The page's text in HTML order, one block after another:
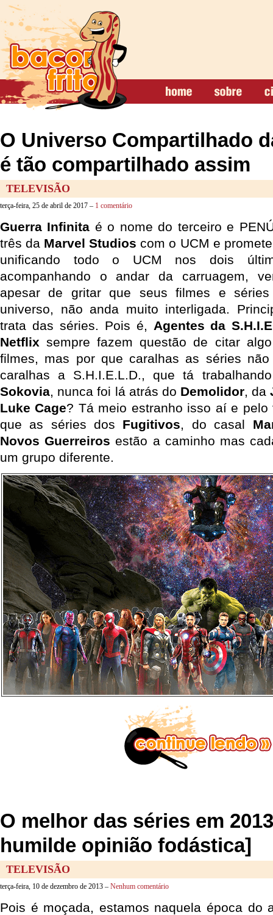
O Universo Compartilhado
é tão compartilhado assim
TELEVISÃO
terça-feira, 25 de abril de 2017 – 1 comentário
Guerra Infinita é o nome do terceiro e
três da Marvel Studios com o UCM e
unificando todo o UCM nos dois
acompanhando o andar da carruagem,
apesar de gritar que seus filmes e
universo, não anda muito interligada.
trata das séries. Pois é, Agentes da
Netflix sempre fazem questão de citar
filmes, mas por que caralhas as séries
caralhas a S.H.I.E.L.D., que tá
Sokovia, nunca foi lá atrás do Demolidor, da
Luke Cage? Tá meio estranho isso aí e
que as séries dos Fugitivos, do casal
Novos Guerreiros estão a caminho mas
um grupo diferente.
O melhor das séries em
humilde opinião fodástica]
TELEVISÃO
terça-feira, 10 de dezembro de 2013 – Nenhum comentário
Pois é moçada, estamos naquela época do